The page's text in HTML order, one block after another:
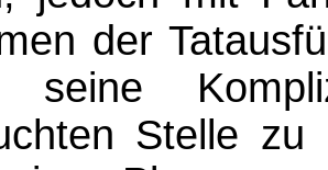
der
seine
Stelle